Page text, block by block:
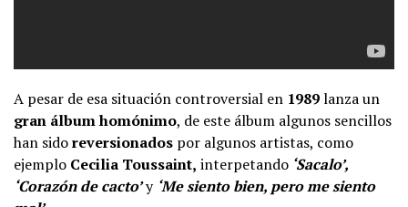
A pesar de esa situación controversial en 1989lanza un
gran álbum homónimo, de este álbum algunos sencillos
han sidoreversionados por algunos artistas, como
ejemplo Cecilia Toussaint, interpetando ‘Sacalo’,
‘Corazón de cacto’y ‘Me siento bien, pero me siento